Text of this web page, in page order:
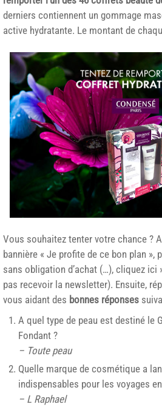
derniers contiennent un gommage
active hydratante. Le montant de
Vous souhaitez tenter votre chance ?
bannière « Je profite de ce bon plan »,
sans obligation d’achat (…), cliquez ici
pas recevoir la newsletter). Ensuite,
vous aidant des bonnes réponses
A quel type de peau est destiné le
Fondant ?
– Toute peau
Quelle marque de cosmétique a
indispensables pour les voyages
– L Raphael